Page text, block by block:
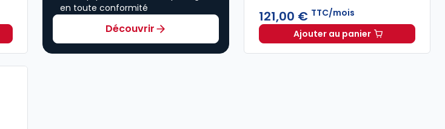
de travail à 212,16 €
en toute conformité
Découvrir
121,00 € TTC/mois
Ajouter au panierOppus Expert à 121,00 €